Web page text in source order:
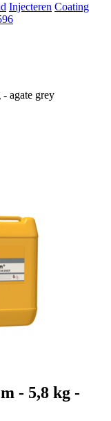
Injecteren Coating
agate grey
- 5,8 kg -